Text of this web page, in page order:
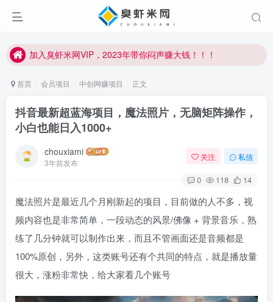
臭虾米项目新增内部众筹资源，2024内部众筹项目一：无人直播，价值1980元
首页 会员项目 中创网赚项目 正文
抖音最新超蓝海项目，魔法照片，无脑矩阵操作，
小白也能日入1000+
chouxiami
3年前发布
关注 私信
0 118 14
魔法照片是最近几个月刚新起的项目，目前做的人不多，视
频内容也是非常简单，一段动态的风景/佛像 + 背景音乐，熟
练了几分钟就可以制作出来，而且不管画面还是音频都是
100%原创，另外，这类账号还有个共同的特点，就是播放量
很大，涨粉非常快，给大家看几个账号